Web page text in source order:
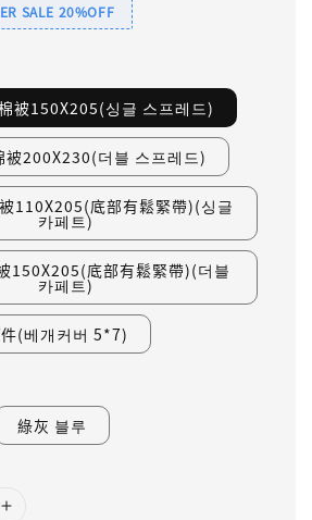
SALE 20%OFF
被150X205(싱글 스프레드)
被200X230(더블 스프레드)
110X205(底部有鬆緊帶)(싱글
카페트)
150X205(底部有鬆緊帶)(더블
카페트)
(베개커버 5*7)
綠灰 블루